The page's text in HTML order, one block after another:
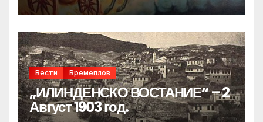
Вести Времеплов
„ИЛИНДЕНСКО ВОСТАНИЕ“ – 2
Август 1903 год.